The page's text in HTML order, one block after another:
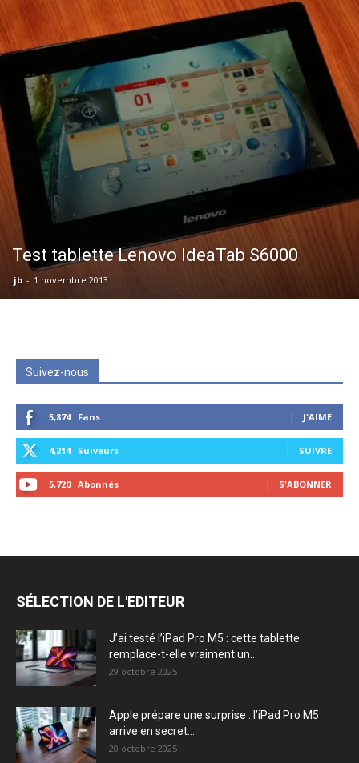
Test tablette Lenovo IdeaTab S6000
jb - 1 novembre 2013
Suivez-nous
5,874 Fans J'AIME
4,214 Suiveurs SUIVRE
5,720 Abonnés S'ABONNER
SÉLECTION DE L'EDITEUR
J’ai testé l’iPad Pro M5 : cette tablette
remplace-t-elle vraiment un...
29 octobre 2025
Apple prépare une surprise : l’iPad Pro M5
arrive en secret...
20 octobre 2025